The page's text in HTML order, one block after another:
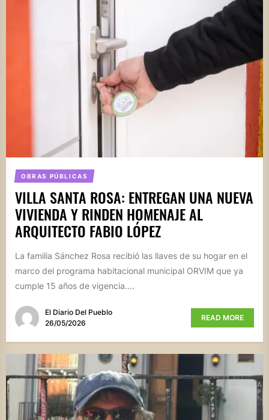
OBRAS PÚBLICAS
VILLA SANTA ROSA: ENTREGAN UNA NUEVA
VIVIENDA Y RINDEN HOMENAJE AL
ARQUITECTO FABIO LÓPEZ
La familia Sánchez Rosa recibió las llaves de su hogar en el
marco del programa habitacional municipal ORVIM que ya
cumple 15 años de vigencia....
El Diario Del Pueblo
26/05/2026
READ MORE